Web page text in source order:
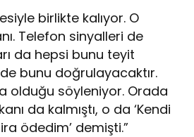
birlikte kalıyor. O
Telefon sinyalleri de
da hepsi bunu teyit
bunu doğrulayacaktır.
olduğu söyleniyor. Orada
da kalmıştı, o da ‘Kendi
ödedim’ demişti.”